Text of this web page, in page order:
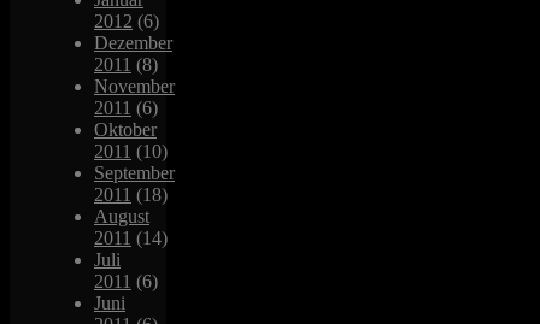
2012 (6)
Dezember
2011 (8)
November
2011 (6)
Oktober
2011 (10)
September
2011 (18)
August
2011 (14)
Juli
2011 (6)
Juni